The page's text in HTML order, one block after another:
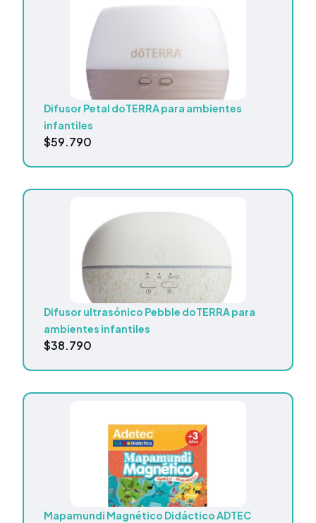
Difusor Petal doTERRA para ambientes
infantiles
$59.790
Difusor ultrasónico Pebble doTERRA para
ambientes infantiles
$38.790
Mapamundi Magnético Didáctico ADTEC